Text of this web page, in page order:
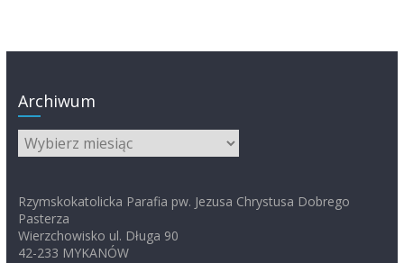
Archiwum
Archiwum
Rzymskokatolicka Parafia pw. Jezusa Chrystusa Dobrego
Pasterza
Wierzchowisko ul. Długa 90
42-233 MYKANÓW